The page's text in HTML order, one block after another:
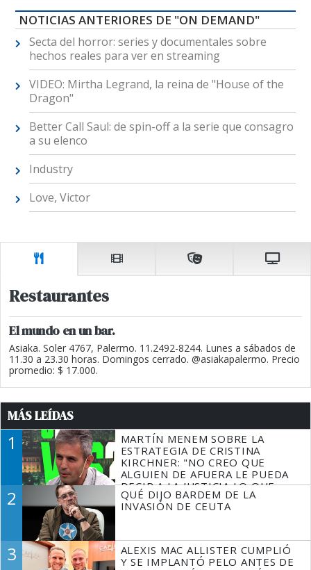
NOTICIAS ANTERIORES DE "ON DEMAND"
Secta del horror: series y documentales sobre
hechos reales para ver en streaming
VIDEO: Mirtha Legrand, la reina de "House of the
Dragon"
Better Call Saul: de spin-off a la serie que consagro
a su elenco
Industry
Love, Victor
Restaurantes
El mundo en un bar.
Asiaka. Soler 4767, Palermo. 11.2492-8244. Lunes a sábados de
11.30 a 23.30 horas. Domingos cerrado. @asiakapalermo. Precio
promedio: $ 17.000.
MÁS LEÍDAS
1
MARTÍN MENEM SOBRE LA
ESTRATEGIA DE CRISTINA
KIRCHNER: "NO CREO QUE
ALGUIEN DE AFUERA LE PUEDA
DECIR A LA JUSTICIA LO QUE
TIENE QUE HACER"
2
QUÉ DIJO BARDEM DE LA
INVASIÓN DE CEUTA
3
ALEXIS MAC ALLISTER CUMPLIÓ
Y SE IMPLANTÓ PELO ANTES DE